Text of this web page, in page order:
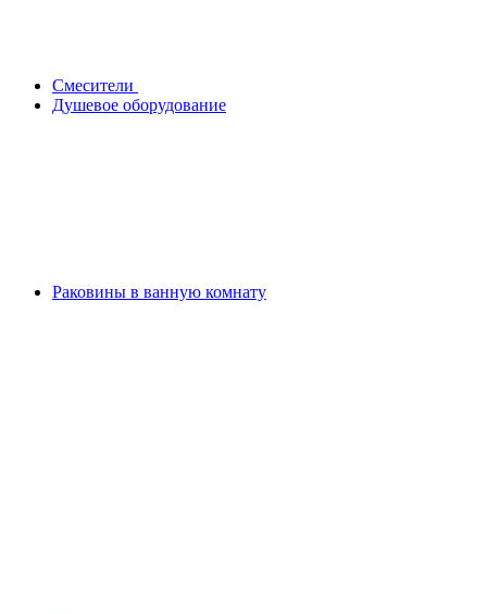
Смесители
Душевое оборудование
Раковины в ванную комнату